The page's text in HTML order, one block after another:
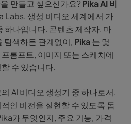
만들고 싶으신가요? Pika AI 비
Labs, 생성 비디오 세계에서 가
하나입니다. 콘텐츠 제작자, 마
탐색하든 관계없이, Pika는 몇
롬프트, 이미지 또는 스케치에
수 있습니다.
AI 비디오 생성기 중 하나로서,
인 비전을 실현할 수 있도록 돕
가 무엇인지, 주요 기능, 가격